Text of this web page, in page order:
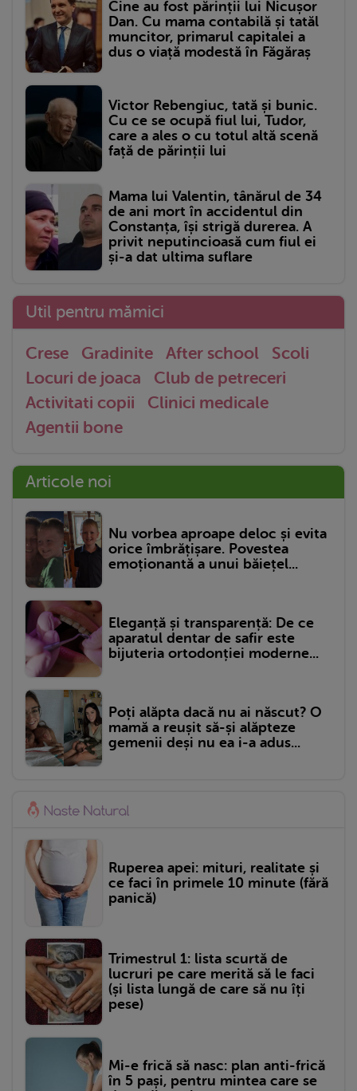
Cine au fost părinții lui Nicușor
Dan. Cu mama contabilă și tatăl
muncitor, primarul capitalei a
dus o viață modestă în Făgăraș
Victor Rebengiuc, tată și bunic.
Cu ce se ocupă fiul lui, Tudor,
care a ales o cu totul altă scenă
față de părinții lui
Mama lui Valentin, tânărul de 34
de ani mort în accidentul din
Constanța, își strigă durerea. A
privit neputincioasă cum fiul ei
și-a dat ultima suflare
Util pentru mămici
Crese Gradinite After school
Scoli
Locuri de joaca
Club de petreceri
Activitati copii
Clinici medicale
Agentii bone
Articole noi
Nu vorbea aproape deloc și evita
orice îmbrățișare. Povestea
emoționantă a unui băiețel...
Eleganță și transparență: De ce
aparatul dentar de safir este
bijuteria ortodonției moderne...
Poți alăpta dacă nu ai născut? O
mamă a reușit să-și alăpteze
gemenii deși nu ea i-a adus...
Ruperea apei: mituri, realitate și
ce faci în primele 10 minute (fără
panică)
Trimestrul 1: lista scurtă de
lucruri pe care merită să le faci
(și lista lungă de care să nu îți
pese)
Mi-e frică să nasc: plan anti-frică
în 5 pași, pentru mintea care se